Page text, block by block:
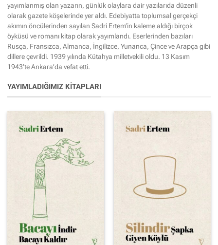
yayımlanmış olan yazarın, günlük olaylara dair yazılarıda düzenli
olarak gazete köşelerinde yer aldı. Edebiyatta toplumsal gerçekçi
akımın öncülerinden sayılan Sadri Ertem’in kaleme aldığı birçok
öyküsü ve romanı kitap olarak yayımlandı. Eserlerinden bazıları
Rusça, Fransızca, Almanca, İngilizce, Yunanca, Çince ve Arapça gibi
dillere çevrildi. 1939 yılında Kütahya milletvekili oldu. 13 Kasım
1943’te Ankara’da vefat etti.
YAYIMLADIĞIMIZ KITAPLARI